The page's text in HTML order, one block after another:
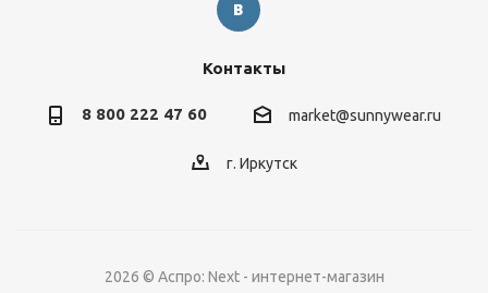
Контакты
8 800 222 47 60 market@sunnywear.ru
г. Иркутск
2026 © Аспро: Next - интернет-магазин